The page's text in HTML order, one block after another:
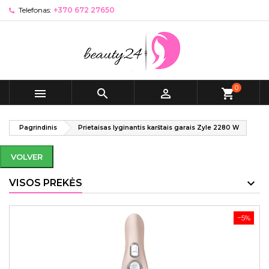
Telefonas: +370 672 27650
   shopping_cart0
Pagrindinis Prietaisas lyginantis karštais garais Zyle 2280 W
VOLVER
VISOS PREKĖS
−5%